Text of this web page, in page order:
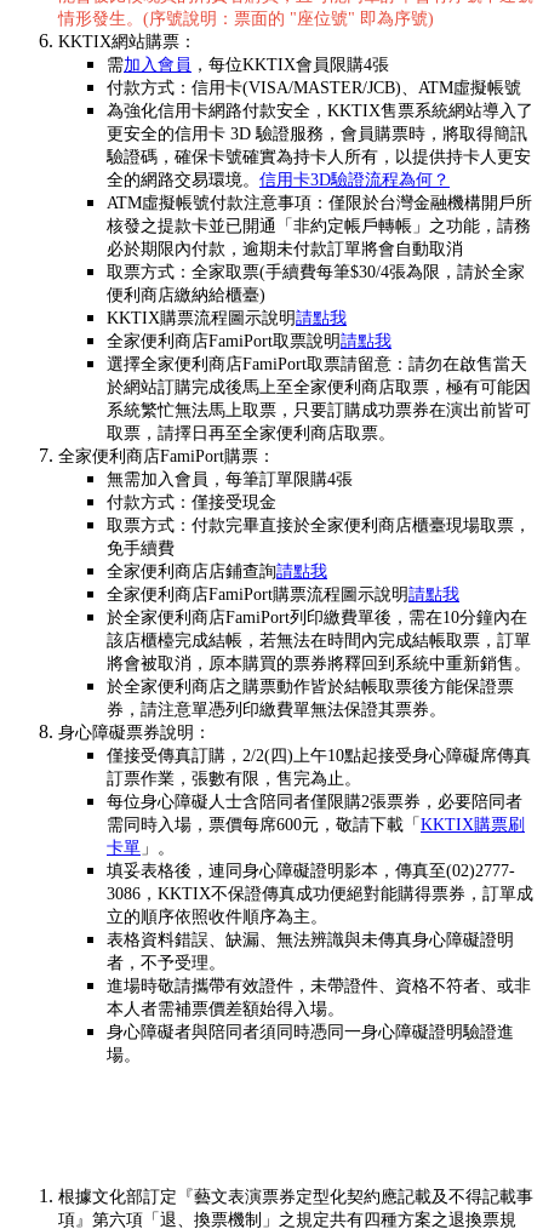
情形發生。(序號說明：票面的 "座位號" 即為序號)
KKTIX網站購票：
需加入會員 ，每位KKTIX會員限購4張
付款方式：信用卡(VISA/MASTER/JCB)、ATM虛擬帳號
為強化信用卡網路付款安全，KKTIX售票系統網站導入了
更安全的信用卡 3D 驗證服務，會員購票時，將取得簡訊
驗證碼，確保卡號確實為持卡人所有，以提供持卡人更安
全的網路交易環境。 信用卡3D驗證流程為何？
ATM虛擬帳號付款注意事項：僅限於台灣金融機構開戶所
核發之提款卡並已開通「非約定帳戶轉帳」之功能，請務
必於期限內付款，逾期未付款訂單將會自動取消
取票方式：全家取票(手續費每筆$30/4張為限，請於全家
便利商店繳納給櫃臺)
KKTIX購票流程圖示說明請點我
全家便利商店FamiPort取票說明請點我
選擇全家便利商店FamiPort取票請留意：請勿在啟售當天
於網站訂購完成後馬上至全家便利商店取票，極有可能因
系統繁忙無法馬上取票，只要訂購成功票券在演出前皆可
取票，請擇日再至全家便利商店取票。
全家便利商店FamiPort購票：
無需加入會員，每筆訂單限購4張
付款方式：僅接受現金
取票方式：付款完畢直接於全家便利商店櫃臺現場取票，
免手續費
全家便利商店店鋪查詢請點我
全家便利商店FamiPort購票流程圖示說明請點我
於全家便利商店FamiPort列印繳費單後，需在10分鐘內在
該店櫃檯完成結帳，若無法在時間內完成結帳取票，訂單
將會被取消，原本購買的票券將釋回到系統中重新銷售。
於全家便利商店之購票動作皆於結帳取票後方能保證票
券，請注意單憑列印繳費單無法保證其票券。
身心障礙票券說明：
僅接受傳真訂購，2/2(四)上午10點起接受身心障礙席傳真
訂票作業，張數有限，售完為止。
每位身心障礙人士含陪同者僅限購2張票券，必要陪同者
需同時入場，票價每席600元，敬請下載「 KKTIX購票刷
卡單 」。
填妥表格後，連同身心障礙證明影本，傳真至(02)2777-
3086，KKTIX不保證傳真成功便絕對能購得票券，訂單成
立的順序依照收件順序為主。
表格資料錯誤、缺漏、無法辨識與未傳真身心障礙證明
者，不予受理。
進場時敬請攜帶有效證件，未帶證件、資格不符者、或非
本人者需補票價差額始得入場。
身心障礙者與陪同者須同時憑同一身心障礙證明驗證進
場。
根據文化部訂定『藝文表演票券定型化契約應記載及不得記載事
項』第六項「退、換票機制」之規定共有四種方案之退換票規